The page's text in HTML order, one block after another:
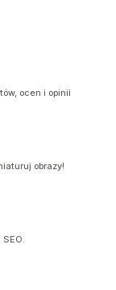
ocen i opinii
obrazy!